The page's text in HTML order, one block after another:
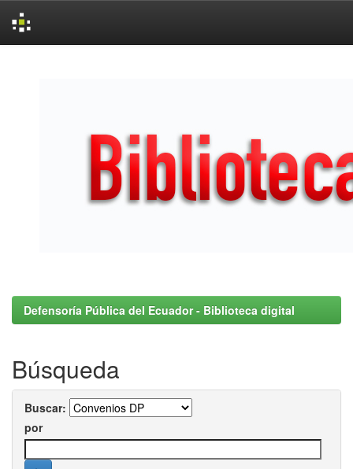
Defensoría Pública del Ecuador - Biblioteca digital
Búsqueda
Buscar:
por